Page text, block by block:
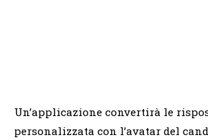
Un’applicazione convertirà le
personalizzata con l’avatar del